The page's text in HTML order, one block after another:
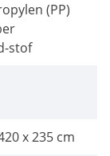
(PP)
stof
x 235 cm